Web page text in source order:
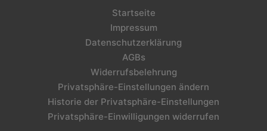
Startseite
Impressum
Datenschutzerklärung
AGBs
Widerrufsbelehrung
Privatsphäre-Einstellungen ändern
Historie der Privatsphäre-Einstellungen
Privatsphäre-Einwilligungen widerrufen